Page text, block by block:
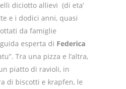
diciotto allievi (di eta’
e i dodici anni, quasi
da famiglie
esperta di Federica
Tra una pizza e l’altra,
piatto di ravioli, in
di biscotti e krapfen, le